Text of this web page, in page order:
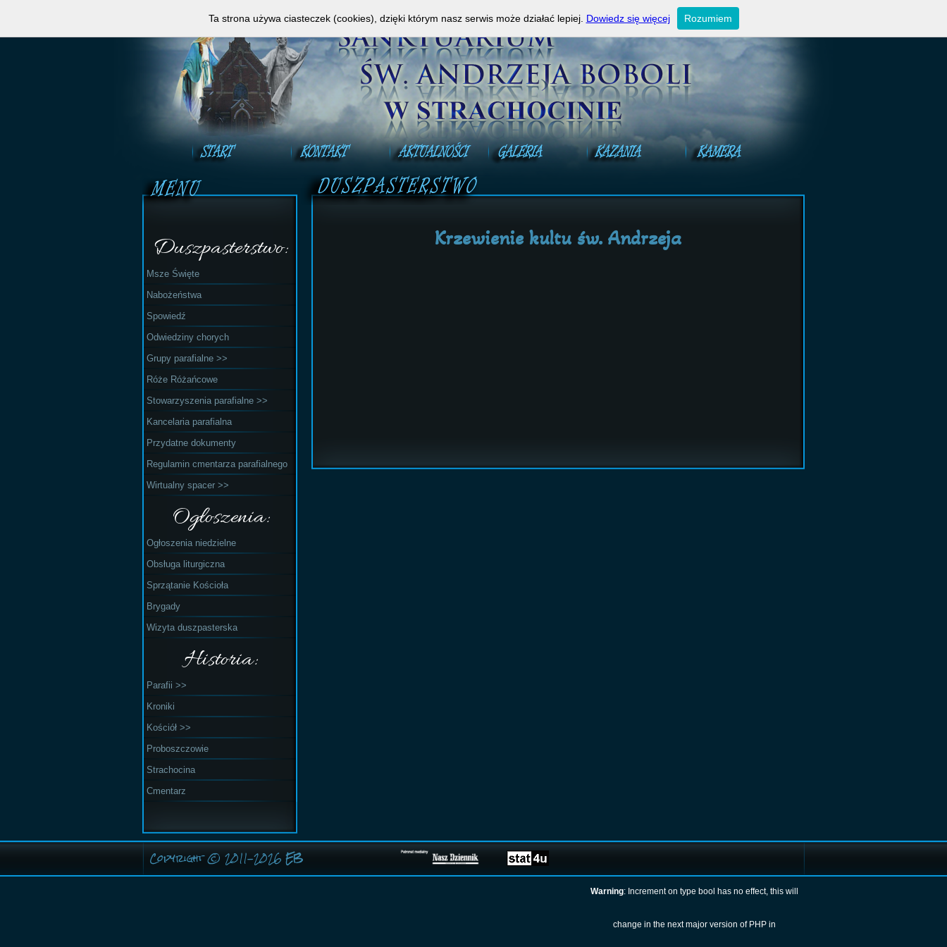
Ogłoszenia niedzielne
Duszpasterstwo:
Msze Święte
Nabożeństwa
Spowiedź
Odwiedziny chorych
Grupy parafialne >>
Róże Różańcowe
Stowarzyszenia parafialne >>
Kancelaria parafialna
Przydatne dokumenty
Regulamin cmentarza parafialnego
Wirtualny spacer >>
Ogłoszenia:
Ogłoszenia niedzielne
Obsługa liturgiczna
Sprzątanie Kościoła
Brygady
Wizyta duszpasterska
Historia:
Parafii >>
Kroniki
Kościół >>
Proboszczowie
Strachocina
Cmentarz
Krzewienie kultu św. Andrzeja
Copyright © 2011-2026 EB
Warning: Increment on type bool has no effect, this will
change in the next major version of PHP in
Ta strona używa ciasteczek (cookies), dzięki którym nasz serwis może działać lepiej. Dowiedz się więcej Rozumiem